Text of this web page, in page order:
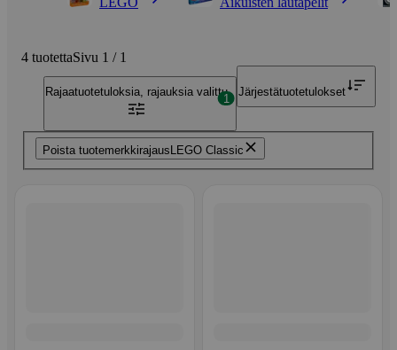
4 tuotettaSivu 1 / 1
Poista tuotemerkkirajaus LEGO Classic
Rajaatuotetuloksia, rajauksia valittu
1
Järjestätuotetulokset